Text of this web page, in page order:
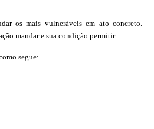
os mais vulneráveis em ato concreto.
mandar e sua condição permitir.
segue: